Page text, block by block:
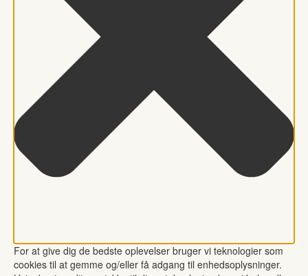
For at give dig de bedste oplevelser bruger vi teknologier som
cookies til at gemme og/eller få adgang til enhedsoplysninger.